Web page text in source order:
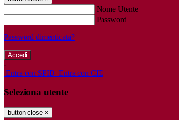
Nome Utente
Password
Password dimenticata?
-
Entra con SPID Entra con CIE
Seleziona utente
button close ×